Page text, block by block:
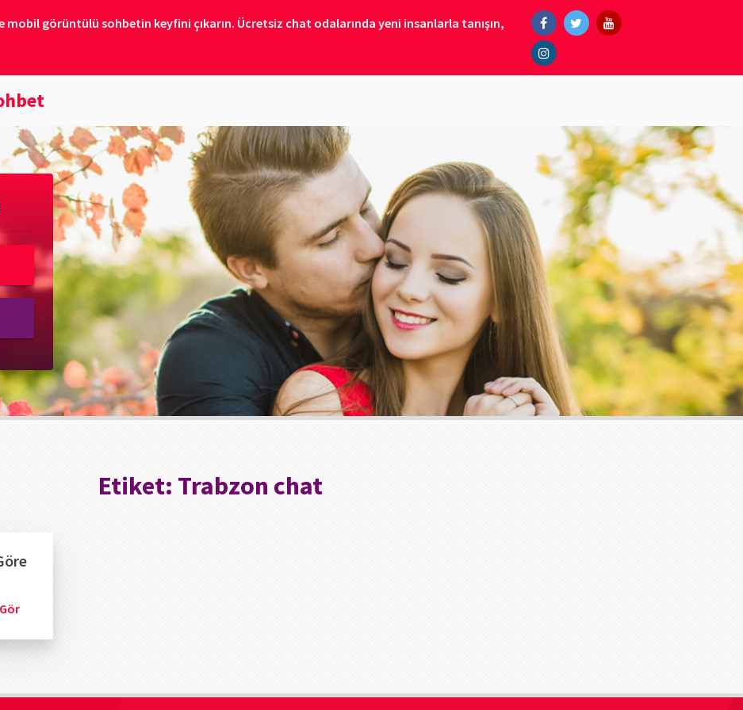
mobil görüntülü sohbetin keyfini çıkarın. Ücretsiz chat odalarında yeni insanlarla tanışın,
Etiket: Trabzon chat